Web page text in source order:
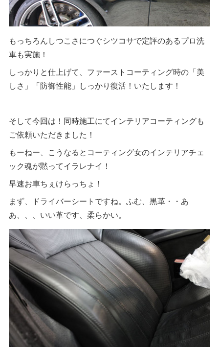
もっちろんしつこさにつぐシツコサで定評のあるプロ洗
車も実施！
しっかりと仕上げて、ファーストコーティング時の「美
しさ」「防御性能」しっかり復活！いたします！
そして今回は！同時施工にてインテリアコーティングも
ご依頼いただきました！
もーねー、こうなるとコーティング女のインテリアチェ
ック魂が黙ってイラレナイ！
早速お車ちぇけらっちょ！
まず、ドライバーシートですね。ふむ、黒革・・あ
あ、、、いい革です、柔らかい。